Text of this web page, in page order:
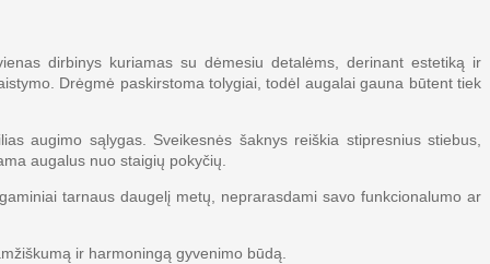
dirbinys kuriamas su dėmesiu detalėms, derinant estetiką ir
Drėgmė paskirstoma tolygiai, todėl augalai gauna būtent tiek
augimo sąlygas. Sveikesnės šaknys reiškia stipresnius stiebus,
augalus nuo staigių pokyčių.
tarnaus daugelį metų, neprarasdami savo funkcionalumo ar
ir harmoningą gyvenimo būdą.